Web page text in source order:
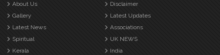
About Us
Disclaimer
Gallery
Latest Updates
Latest News
Associations
Spiritual
UK NEWS
Kerala
India